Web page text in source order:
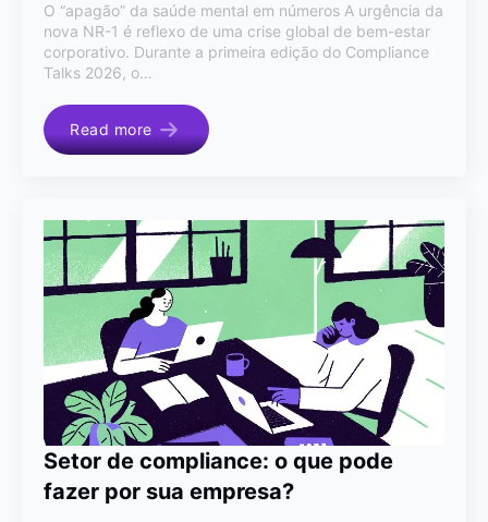
O “apagão” da saúde mental em números A urgência da
nova NR-1 é reflexo de uma crise global de bem-estar
corporativo. Durante a primeira edição do Compliance
Talks 2026, o…
Read more
Setor de compliance: o que pode
fazer por sua empresa?